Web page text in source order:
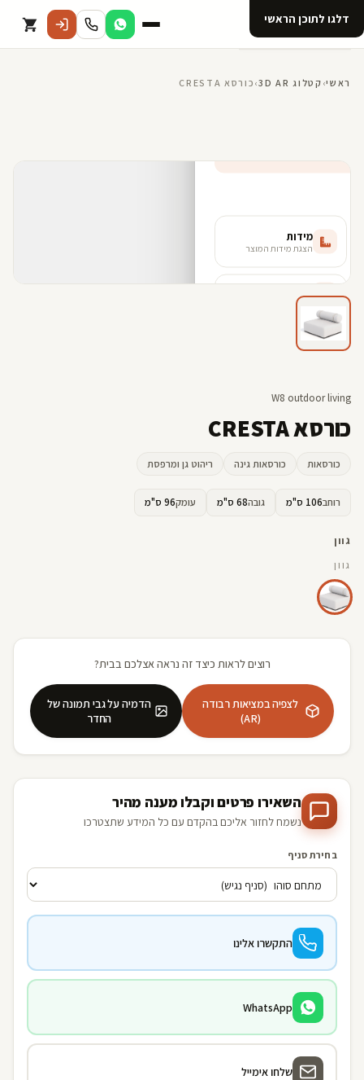
דלגו לתוכן הראשי
קטלוגראשי› קטלוג 3D AR › כורסא CRESTA
W8 outdoor living
כורסא CRESTA
כורסאות כורסאות גינה ריהוט גן ומרפסת
רוחב106 ס"מ גובה68 ס"מ עומק96 ס"מ
גוון
גוון
רוצים לראות כיצד זה נראה אצלכם בבית?
לצפיה במציאות רבודה
(AR)
הדמיה על גבי תמונה של
החדר
השאירו פרטים וקבלו מענה מהיר
נשמח לחזור אליכם בהקדם עם כל המידע שתצטרכו
בחירת סניף
התקשרו אלינו
WhatsApp
שלחו אימייל